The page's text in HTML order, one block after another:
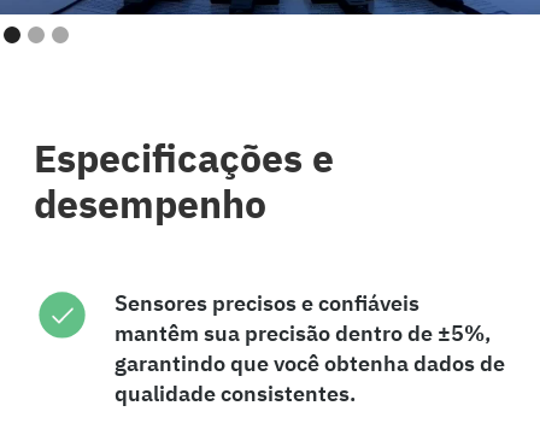
Especificações e
desempenho
Sensores precisos e confiáveis
mantêm sua precisão dentro de ±5%,
garantindo que você obtenha dados de
qualidade consistentes.